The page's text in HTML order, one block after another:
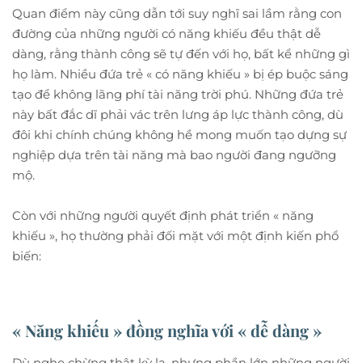
Quan điểm này cũng dẫn tới suy nghĩ sai lầm rằng con
đường của những người có năng khiếu đều thật dễ
dàng, rằng thành công sẽ tự đến với họ, bất kể những gì
họ làm. Nhiều đứa trẻ « có năng khiếu » bị ép buộc sáng
tạo để không lãng phí tài năng trời phú. Những đứa trẻ
này bất đắc dĩ phải vác trên lưng áp lực thành công, dù
đôi khi chính chúng không hề mong muốn tạo dựng sự
nghiệp dựa trên tài năng mà bao người đang ngưỡng
mộ.
Còn với những người quyết định phát triển « năng
khiếu », họ thường phải đối mặt với một định kiến phổ
biến:
« Năng khiếu » đồng nghĩa với « dễ dàng »